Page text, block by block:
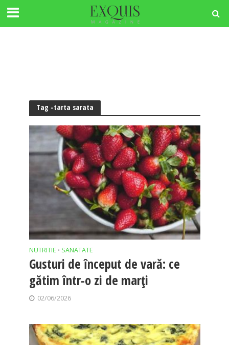
Tag -tarta sarata
NUTRITIE • SANATATE
Gusturi de început de vară: ce
gătim într-o zi de marți
02/06/2026